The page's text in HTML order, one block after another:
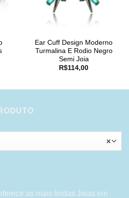
Ear Cuff Design Moderno
Turmalina E Rodio Negro
Semi Joia
R$114,00
×
as mais lindas Joias em